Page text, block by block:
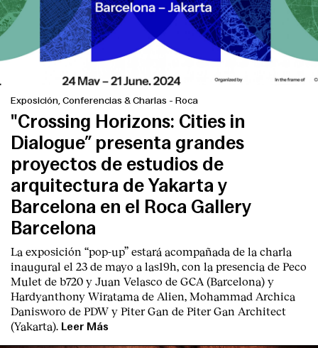
English Español Italiano
Exposición, Conferencias & Charlas - Roca
"Crossing Horizons: Cities in
Dialogue” presenta grandes
proyectos de estudios de
arquitectura de Yakarta y
Barcelona en el Roca Gallery
Barcelona
La exposición “pop-up” estará acompañada de la charla
inaugural el 23 de mayo a las19h, con la presencia de Peco
Mulet de b720 y Juan Velasco de GCA (Barcelona) y
Hardyanthony Wiratama de Alien, Mohammad Archica
Danisworo de PDW y Piter Gan de Piter Gan Architect
(Yakarta). Leer Más